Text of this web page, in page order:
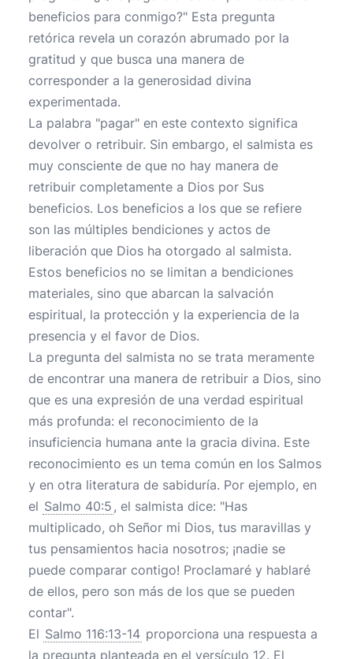
beneficios para conmigo?" Esta pregunta
retórica revela un corazón abrumado por la
gratitud y que busca una manera de
corresponder a la generosidad divina
experimentada.
La palabra "pagar" en este contexto significa
devolver o retribuir. Sin embargo, el salmista es
muy consciente de que no hay manera de
retribuir completamente a Dios por Sus
beneficios. Los beneficios a los que se refiere
son las múltiples bendiciones y actos de
liberación que Dios ha otorgado al salmista.
Estos beneficios no se limitan a bendiciones
materiales, sino que abarcan la salvación
espiritual, la protección y la experiencia de la
presencia y el favor de Dios.
La pregunta del salmista no se trata meramente
de encontrar una manera de retribuir a Dios, sino
que es una expresión de una verdad espiritual
más profunda: el reconocimiento de la
insuficiencia humana ante la gracia divina. Este
reconocimiento es un tema común en los Salmos
y en otra literatura de sabiduría. Por ejemplo, en
el Salmo 40:5 , el salmista dice: "Has
multiplicado, oh Señor mi Dios, tus maravillas y
tus pensamientos hacia nosotros; ¡nadie se
puede comparar contigo! Proclamaré y hablaré
de ellos, pero son más de los que se pueden
contar".
El Salmo 116:13-14 proporciona una respuesta a
la pregunta planteada en el versículo 12. El